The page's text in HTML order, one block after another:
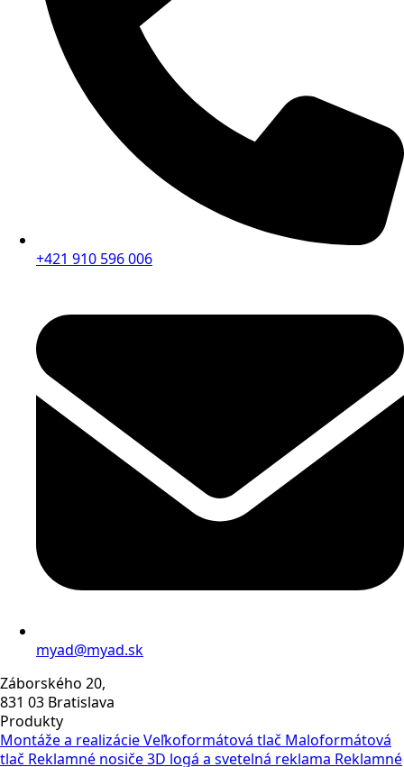
+421 910 596 006
myad@myad.sk
Záborského 20,
831 03 Bratislava
Produkty
Montáže a realizácieVeľkoformátová tlač Maloformátová
tlač Reklamné nosiče3D logá a svetelná reklama Reklamné